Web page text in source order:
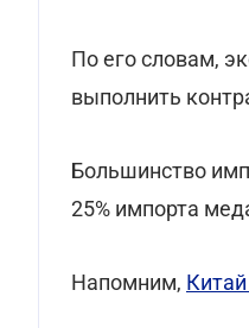
По его словам,
выполнить
Большинство
25% импорта
Напомним,